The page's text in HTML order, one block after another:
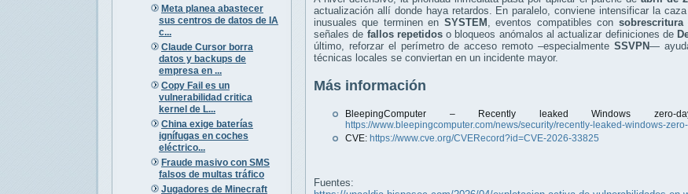
Meta planea abastecer
sus centros de datos de IA
c...
Claude Cursor borra
datos y backups de
empresa en ...
Copy Fail es un
vulnerabilidad critica
kernel de L...
China exige baterías
ignífugas en coches
eléctrico...
Fraude masivo con SMS
falsos de multas tráfico
Jugadores de Minecraft
actualización allí donde haya retardos. En paralelo, conviene intensificar la
inusuales que terminen en SYSTEM , eventos compatibles con sobrescritura
señales de fallos repetidoso bloqueos anómalos al actualizar definiciones de
último, reforzar el perímetro de acceso remoto –especialmente SSVPN—
técnicas locales se conviertan en un incidente mayor.
Más información
BleepingComputer – Recently leaked Windows
https://www.bleepingcomputer.com/news/security/recently-leaked-windows-
CVE: https://www.cve.org/CVERecord?id=CVE-2026-33825
Fuentes: